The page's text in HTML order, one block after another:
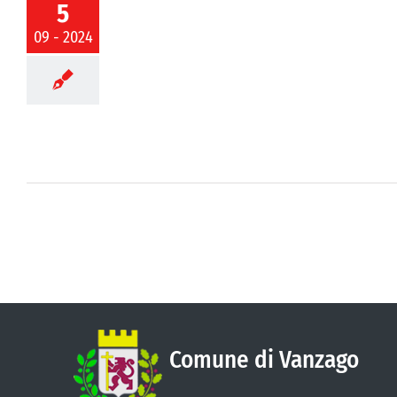
5
09 - 2024
– riapertura
Comune di Vanzago